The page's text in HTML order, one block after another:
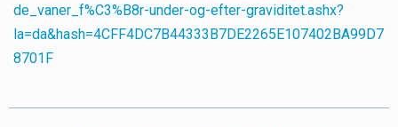
de_vaner_f%C3%B8r-under-og-efter-graviditet.ashx?
la=da&hash=4CFF4DC7B44333B7DE2265E107402BA99D7
8701F